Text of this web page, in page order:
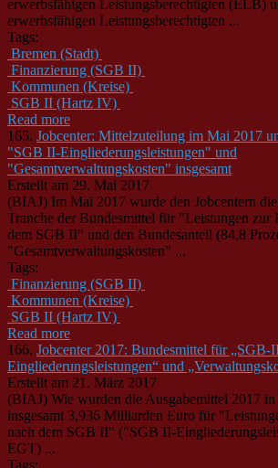
erwerbsfähigen Leistungsberechtigten (ELB)
erwerbsfähigen Leistungsberechtigten ...
Tags:
Bremen (Stadt)
Finanzierung (SGB II)
Kommunen (Kreise)
SGB II (Hartz IV)
Read more
165. Jobcenter: Mittelzuteilung im Mai 2017
"SGB II-Eingliederungsleistungen" und
"Gesamtverwaltungskosten" insgesamt
Erstellt am 29. Mai 2017
(BIAJ) Im Mai 2017 wurde den Jobcentern
Tranche der Bundesmittel für "Leistungen zur
dem SGB II" und den Bundesanteil (84,8
"Gesamtverwaltungskosten" ...
Tags:
Finanzierung (SGB II)
Kommunen (Kreise)
SGB II (Hartz IV)
Read more
166. Jobcenter 2017: Bundesmittel für „SGB-
Eingliederungsleistungen“ und
Erstellt am 21. März 2017
(BIAJ) Wie wurden die Ausgabemittel 2017
insgesamt 3,936 Milliarden Euro für
nach dem SGB II" ("SGB II-
EGT) ...
Tags: